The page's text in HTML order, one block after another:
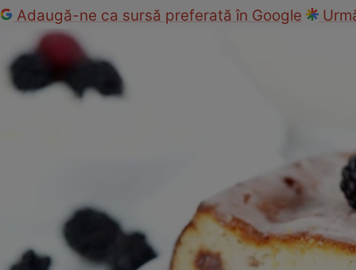
Adaugă-ne ca sursă preferată în Google